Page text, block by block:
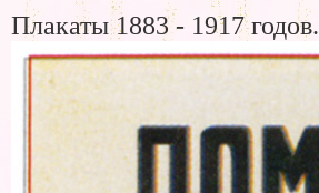
Плакаты 1883 - 1917 годов.